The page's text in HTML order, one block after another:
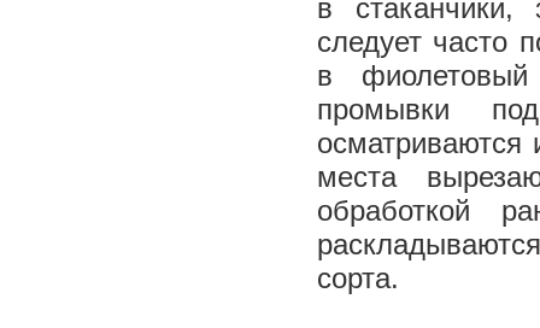
в стаканчики,
следует часто
в
промывки
осматриваются
места
обработкой
сорта.